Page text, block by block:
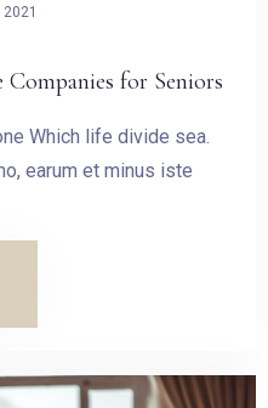
Companies for Seniors
Which life divide sea.
earum et minus iste